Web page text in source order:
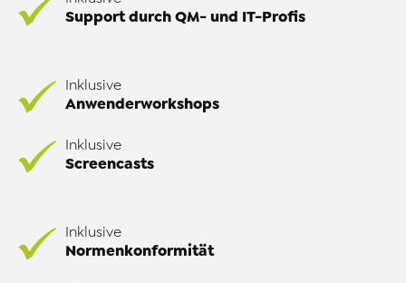
Support durch QM- und IT-Profis
Inklusive
Anwenderworkshops
Inklusive
Screencasts
Inklusive
Normenkonformität